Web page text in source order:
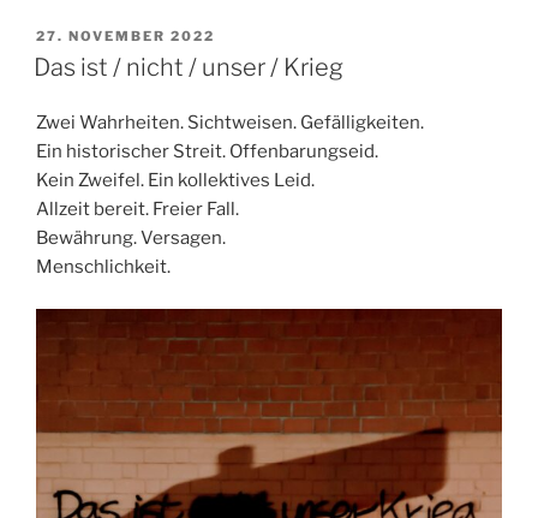
VERÖFFENTLICHT
AM
27. NOVEMBER 2022
Das ist / nicht / unser / Krieg
Zwei Wahrheiten. Sichtweisen. Gefälligkeiten.
Ein historischer Streit. Offenbarungseid.
Kein Zweifel. Ein kollektives Leid.
Allzeit bereit. Freier Fall.
Bewährung. Versagen.
Menschlichkeit.